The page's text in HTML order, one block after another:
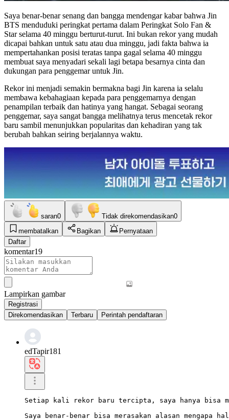
Saya benar-benar senang dan bangga mendengar kabar bahwa Jin
BTS menduduki peringkat pertama dalam Peringkat Solo Fan &
Star selama 40 minggu berturut-turut. Ini bukan rekor yang mudah
dicapai bahkan untuk satu atau dua minggu, jadi fakta bahwa ia
mempertahankan posisi teratas tanpa gagal selama 40 minggu
membuat saya menyadari sekali lagi betapa besarnya cinta dan
dukungan para penggemar untuk Jin.
Rekor ini menjadi semakin bermakna bagi Jin karena ia selalu
membawa kebahagiaan kepada para penggemarnya dengan
penampilan terbaik dan hatinya yang hangat. Sebagai seorang
penggemar, saya sangat bangga melihatnya terus mencetak rekor
baru sambil menunjukkan popularitas dan kehadiran yang tak
berubah bahkan seiring berjalannya waktu.
saran0 Tidak direkomendasikan0
membatalkan
Bagikan
Pernyataan
Daftar
komentar19
Lampirkan gambar
Registrasi
Direkomendasikan
Terbaru Perintah pendaftaran
edTapir181
Setiap kali rekor baru tercipta, saya hanya bisa
Saya benar-benar bisa merasakan alasan